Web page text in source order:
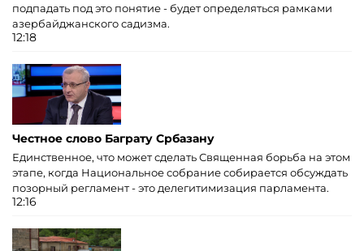
подпадать под это понятие - будет определяться рамками
азербайджанского садизма.
12:18
Честное слово Баграту Србазану
Единственное, что может сделать Священная борьба на этом
этапе, когда Национальное собрание собирается обсуждать
позорный регламент - это делегитимизация парламента.
12:16